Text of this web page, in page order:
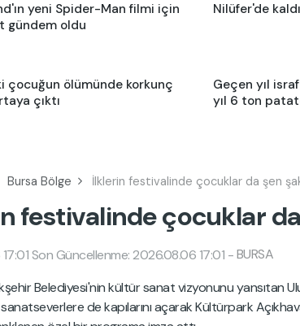
yeni Spider-Man filmi için
gündem oldu
Nilüfer'de
çocuğun ölümünde korkunç
çıktı
Geçen yıl
yıl 6 ton
Bursa Bölge İlklerin festivalinde çocuklar da şen
festivalinde çocuklar
Son Güncellenme: 2026.08.06 17:01 -BURSA
Belediyesi'nin kültür sanat vizyonunu yansıtan
de kapılarını açarak Kültürpark